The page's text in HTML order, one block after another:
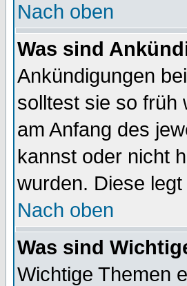
Nach oben
Was sind
Ankündigungen
solltest sie so früh
am Anfang des
kannst oder nicht
wurden. Diese
Nach oben
Was sind
Wichtige Themen